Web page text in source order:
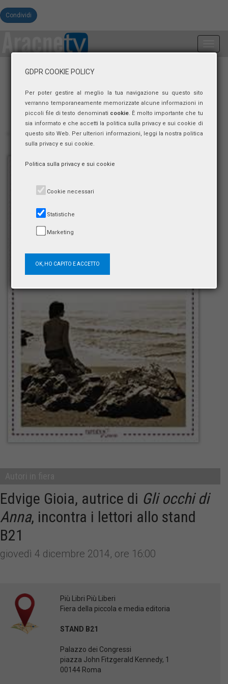
Condividi
Edvige Gioia, autrice di Gli occhi di
Anna, incontra i lettori allo stand
B21
giovedì 4 dicembre 2014, ore 16:00
Più Libri Più Liberi
Fiera della piccola e media editoria
STAND B21
Palazzo dei Congressi
piazza John Fitzgerald Kennedy, 1
00144 Roma
GDPR COOKIE POLICY
Per poter gestire al meglio la tua navigazione su questo sito
verranno temporaneamente memorizzate alcune informazioni in
piccoli file di testo denominati cookie. È molto importante che tu
sia informato e che accetti la politica sulla privacy e sui cookie di
questo sito Web. Per ulteriori informazioni, leggi la nostra politica
sulla privacy e sui cookie.
Politica sulla privacy e sui cookie
Cookie necessari
Statistiche
Marketing
OK, HO CAPITO E ACCETTO